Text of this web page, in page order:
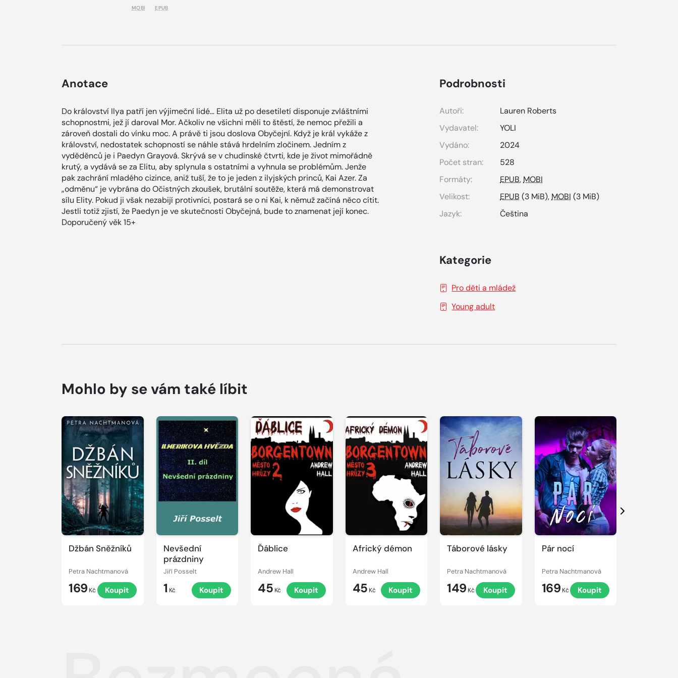
MOBI EPUB
Anotace
Do království Ilya patří jen výjimeční lidé… Elita už po desetiletí disponuje zvláštními
schopnostmi, jež jí daroval Mor. Ačkoliv ne všichni měli to štěstí, že nemoc přežili a
zároveň dostali do vínku moc. A právě ti jsou doslova Obyčejní. Když je král vykáže z
království, nedostatek schopností se náhle stává hrdelním zločinem. Jedním z
vyděděnců je i Paedyn Grayová. Skrývá se v chudinské čtvrti, kde je život mimořádně
krutý, a vydává se za Elitu, aby splynula s ostatními a vyhnula se problémům. Jenže
pak zachrání mladého cizince, aniž tuší, že to je jeden z ilyjských princů, Kai Azer. Za
„odměnu“ je vybrána do Očistných zkoušek, brutální soutěže, která má demonstrovat
sílu Elity. Pokud ji však nezabijí protivníci, postará se o ni Kai, k němuž začíná něco cítit.
Jestli totiž zjistí, že Paedyn je ve skutečnosti Obyčejná, bude to znamenat její konec.
Doporučený věk 15+
Podrobnosti
Autoři:
Lauren Roberts
Vydavatel:
YOLI
Vydáno:
2024
Počet stran:
528
Formáty:
EPUB,MOBI
Velikost:
EPUB (3 MiB),MOBI (3 MiB)
Jazyk:
Čeština
Kategorie
Pro děti a mládež
Young adult
Mohlo by se vám také líbit
Džbán Sněžníků
Petra Nachtmanová
169 Kč Koupit
Nevšední
prázdniny
Jiří Posselt
1 Kč Koupit
Ďáblice
Andrew Hall
45 Kč Koupit
Africký démon
Andrew Hall
45 Kč Koupit
Táborové lásky
Petra Nachtmanová
149 Kč Koupit
Pár nocí
Petra Nachtmanová
169 Kč Koupit
Další